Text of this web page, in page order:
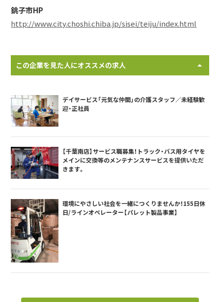
銚子市HP
http://www.city.choshi.chiba.jp/sisei/teiju/index.html
この企業を見た人にオススメの求人
デイサービス「元気な仲間」の介護スタッフ／未経験歓
迎・正社員
【千葉南店】サービス職募集！トラック・バス用タイヤを
メインに交換等のメンテナンスサービスを提供いただ
きます。
環境にやさしい社会を一緒につくりませんか！155日休
日/ラインオペレーター【パレット製品事業】